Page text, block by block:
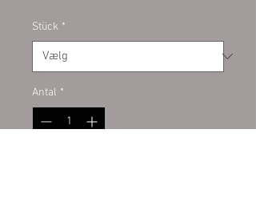
Stück *
Antal *